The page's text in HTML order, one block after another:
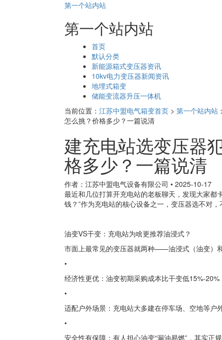
第一个站内站
第一个站内站
首页
默认分类
新能源箱式变压器资讯
10kv电力变压器新闻资讯
地埋式箱变
储能变流器升压一体机
当前位置： 江苏中盟电气箱变首页 > 第一个站内站
怎么挑？价格多少？一篇说清
建充电站选变压器
格多少？一篇说清
作者：江苏中盟电气设备有限公司 • 2025-10-17
最近和几位打算开充电站的老板聊天，发现大家都
钱？”作为充电站的核心设备之一，变压器选不对
油变VS干变：充电站为啥更推荐油浸式？
市面上最常见的变压器就两种——油浸式（油变）
•
经济性更优：油变初期采购成本比干变低15%-
•
适配户外场景：充电站大多建在停车场、空地等
•
安全性有保障：有人担心油变“漏油易燃”，其实正